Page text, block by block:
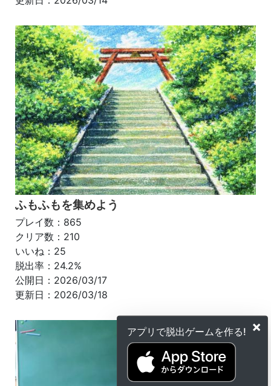
×
アプリで脱出ゲームを作る!
ふもふもを集めよう
プレイ数：865
クリア数：210
いいね：25
脱出率：24.2%
公開日：2026/03/17
更新日：2026/03/18